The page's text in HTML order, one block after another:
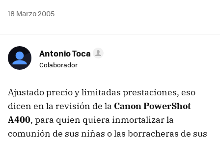
18 Marzo 2005
Antonio Toca
Colaborador
Ajustado precio y limitadas prestaciones, eso
dicen en la revisión de la Canon PowerShot
A400, para quien quiera inmortalizar la
comunión de sus niñas o las borracheras de sus